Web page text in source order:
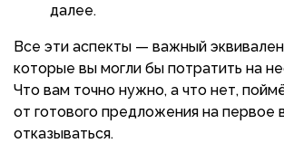
далее.
Все эти аспекты — важный
которые вы могли бы потратить на
Что вам точно нужно, а что нет,
от готового предложения на первое
отказываться.